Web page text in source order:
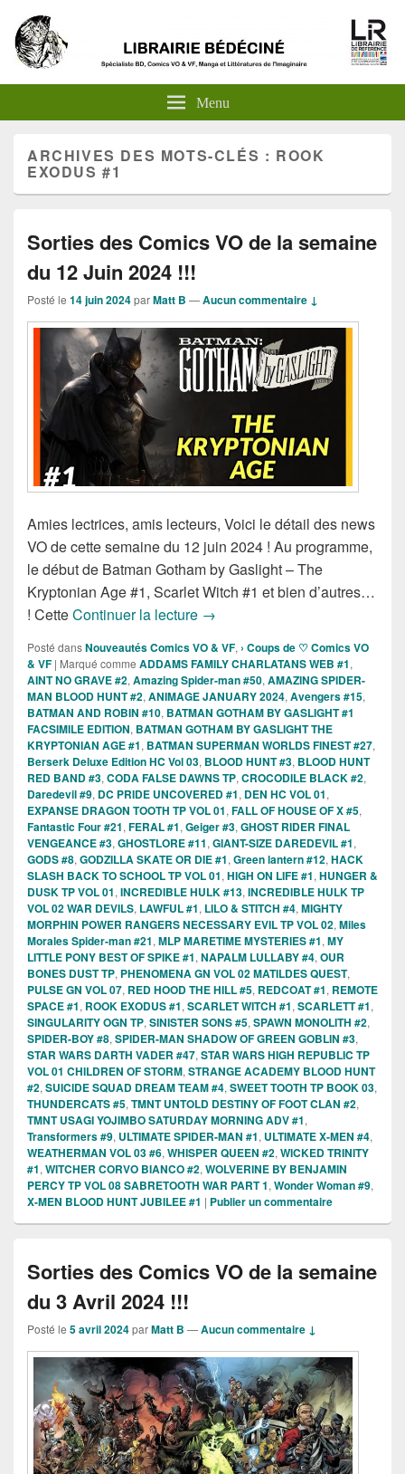
Menu
ARCHIVES DES MOTS-CLÉS : ROOK
EXODUS #1
Sorties des Comics VO de la semaine
du 12 Juin 2024 !!!
Posté le 14 juin 2024parMatt B —Aucun commentaire ↓
Amies lectrices, amis lecteurs, Voici le détail des news
VO de cette semaine du 12 juin 2024 ! Au programme,
le début de Batman Gotham by Gaslight – The
Kryptonian Age #1, Scarlet Witch #1 et bien d’autres…
! CetteContinuer la lecture Sorties des Comics VO de la
→
Posté dansNouveautés Comics VO & VF, › Coups de ♡ Comics VO
& VF | Marqué comme ADDAMS FAMILY CHARLATANS WEB #1,
AINT NO GRAVE #2, Amazing Spider-man #50, AMAZING SPIDER-
MAN BLOOD HUNT #2, ANIMAGE JANUARY 2024, Avengers #15,
BATMAN AND ROBIN #10, BATMAN GOTHAM BY GASLIGHT #1
FACSIMILE EDITION, BATMAN GOTHAM BY GASLIGHT THE
KRYPTONIAN AGE #1, BATMAN SUPERMAN WORLDS FINEST #27,
Berserk Deluxe Edition HC Vol 03, BLOOD HUNT #3, BLOOD HUNT
RED BAND #3, CODA FALSE DAWNS TP, CROCODILE BLACK #2,
Daredevil #9, DC PRIDE UNCOVERED #1, DEN HC VOL 01,
EXPANSE DRAGON TOOTH TP VOL 01, FALL OF HOUSE OF X #5,
Fantastic Four #21, FERAL #1, Geiger #3, GHOST RIDER FINAL
VENGEANCE #3, GHOSTLORE #11, GIANT-SIZE DAREDEVIL #1,
GODS #8, GODZILLA SKATE OR DIE #1, Green lantern #12, HACK
SLASH BACK TO SCHOOL TP VOL 01, HIGH ON LIFE #1, HUNGER &
DUSK TP VOL 01, INCREDIBLE HULK #13, INCREDIBLE HULK TP
VOL 02 WAR DEVILS, LAWFUL #1, LILO & STITCH #4, MIGHTY
MORPHIN POWER RANGERS NECESSARY EVIL TP VOL 02, Miles
Morales Spider-man #21, MLP MARETIME MYSTERIES #1, MY
LITTLE PONY BEST OF SPIKE #1, NAPALM LULLABY #4, OUR
BONES DUST TP, PHENOMENA GN VOL 02 MATILDES QUEST,
PULSE GN VOL 07, RED HOOD THE HILL #5, REDCOAT #1, REMOTE
SPACE #1, ROOK EXODUS #1, SCARLET WITCH #1, SCARLETT #1,
SINGULARITY OGN TP, SINISTER SONS #5, SPAWN MONOLITH #2,
SPIDER-BOY #8, SPIDER-MAN SHADOW OF GREEN GOBLIN #3,
STAR WARS DARTH VADER #47, STAR WARS HIGH REPUBLIC TP
VOL 01 CHILDREN OF STORM, STRANGE ACADEMY BLOOD HUNT
#2, SUICIDE SQUAD DREAM TEAM #4, SWEET TOOTH TP BOOK 03,
THUNDERCATS #5, TMNT UNTOLD DESTINY OF FOOT CLAN #2,
TMNT USAGI YOJIMBO SATURDAY MORNING ADV #1,
Transformers #9, ULTIMATE SPIDER-MAN #1, ULTIMATE X-MEN #4,
WEATHERMAN VOL 03 #6, WHISPER QUEEN #2, WICKED TRINITY
#1, WITCHER CORVO BIANCO #2, WOLVERINE BY BENJAMIN
PERCY TP VOL 08 SABRETOOTH WAR PART 1, Wonder Woman #9,
X-MEN BLOOD HUNT JUBILEE #1 | Publier un commentaire
Sorties des Comics VO de la semaine
du 3 Avril 2024 !!!
Posté le 5 avril 2024parMatt B —Aucun commentaire ↓